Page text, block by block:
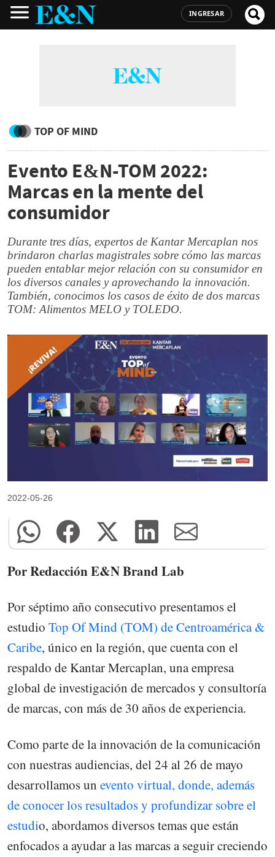
INGRESAR
TOP OF MIND
Evento E&N-TOM 2022:
Marcas en la mente del
consumidor
Durante tres días, expertos de Kantar Mercaplan nos
brindaron charlas magistrales sobre cómo las marcas
pueden entablar mejor relación con su consumidor en
los diversos canales y aprovechando la innovación.
También, conocimos los casos de éxito de dos marcas
TOM: Alimentos MELO y TOLEDO.
2022-05-26
Por Redacción E&N Brand Lab
Por séptimo año consecutivo presentamos el
estudio Top Of Mind (TOM) de Centroamérica &
Caribe, único en la región, que cuenta con el
respaldo de Kantar Mercaplan, una empresa
global de investigación de mercados y consultoría
de marcas, con más de 30 años de experiencia.
Como parte de la innovación de la comunicación
con nuestras audiencias, del 24 al 26 de mayo
desarrollamos un evento virtual, donde, además
de conocer los resultados y profundizar sobre el
estudio, abordamos diversos temas que están
enfocados a ayudar a las marcas a seguir creciendo